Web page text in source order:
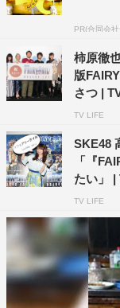
内容：本編・オリ
特典映像：特報・
音声：日本語
発売・販売元：エ
※収録内容は変更
※セルDVDの詳細
公式HP： http://
©真島ヒロ・講談
員会
PR(合同会
柿原徹
版
さつ |
TV LIFE
SKE48
「『
たい」 |
TV LIFE